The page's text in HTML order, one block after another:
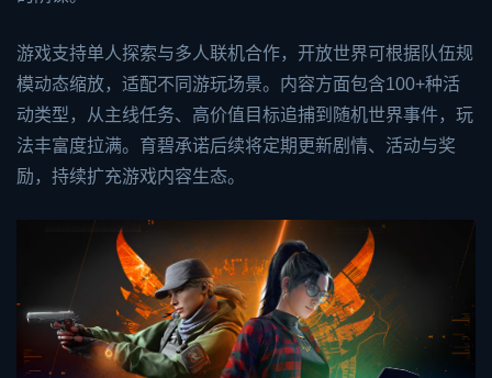
游戏支持单人探索与多人联机合作，开放世界可根据队伍规
模动态缩放，适配不同游玩场景。内容方面包含100+种活
动类型，从主线任务、高价值目标追捕到随机世界事件，玩
法丰富度拉满。育碧承诺后续将定期更新剧情、活动与奖
励，持续扩充游戏内容生态。